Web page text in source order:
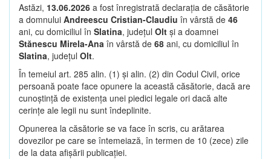
Astăzi, 13.06.2026 a fost înregistrată declarația de căsătorie
a domnului Andreescu Cristian-Claudiu în vârstă de 46
ani, cu domiciliul în Slatina, județul Olt și a doamnei
Stănescu Mirela-Ana în vârstă de 68 ani, cu domiciliul în
Slatina, județul Olt.
În temeiul art. 285 alin. (1) și alin. (2) din Codul Civil, orice
persoană poate face opunere la această căsătorie, dacă are
cunoștință de existența unei piedici legale ori dacă alte
cerințe ale legii nu sunt îndeplinite.
Opunerea la căsătorie se va face în scris, cu arătarea
dovezilor pe care se întemeiază, în termen de 10 (zece) zile
de la data afișării publicației.